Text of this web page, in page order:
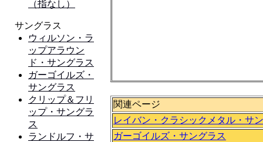
関連ページ
レイバン・クラシックメタル・サ
ガーゴイルズ・サングラス